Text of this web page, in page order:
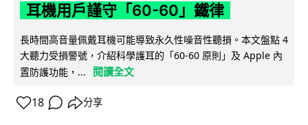
耳機用戶謹守「60-60」鐵律
長時間高音量佩戴耳機可能導致永久性噪音性聽損。本文盤點 4
大聽力受損警號，介紹科學護耳的「60-60 原則」及 Apple 內
置防護功能，...
閱讀全文
18 分享